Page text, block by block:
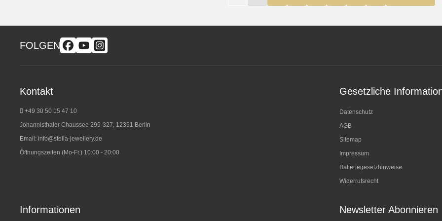
FOLGEN
Kontakt
+49 30 50 15 47 10
Johannisthaler Chaussee 295-327, 12351 Berlin
Email: info@stella-jewellery.de
Öffnungszeiten (Mo-Fr.) 10:00 - 20:00
Gesetzliche
Datenschutz
AGB
Sitemap
Impressum
Batteriegesetzhinweise
Widerrufsrecht
Informationen Newsletter Abonnieren